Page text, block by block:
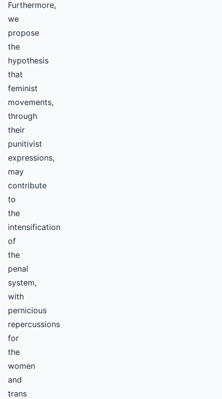
Furthermore,
we
propose
the
hypothesis
that
feminist
movements,
through
their
punitivist
expressions,
may
contribute
to
the
intensification
of
the
penal
system,
with
pernicious
repercussions
for
the
women
and
trans